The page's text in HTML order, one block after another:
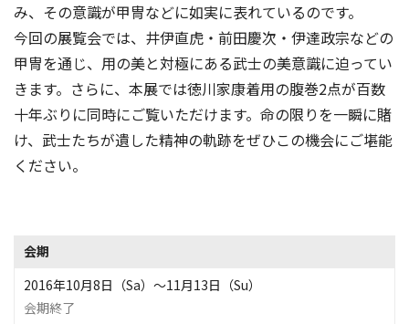
み、その意識が甲冑などに如実に表れているのです。
今回の展覧会では、井伊直虎・前田慶次・伊達政宗などの
甲冑を通じ、用の美と対極にある武士の美意識に迫ってい
きます。さらに、本展では徳川家康着用の腹巻2点が百数
十年ぶりに同時にご覧いただけます。命の限りを一瞬に賭
け、武士たちが遺した精神の軌跡をぜひこの機会にご堪能
ください。
会期
2016年10月8日（Sa）〜11月13日（Su）
会期終了